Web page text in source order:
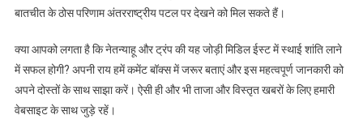
बातचीत के ठोस परिणाम अंतरराष्ट्रीय पटल पर देखने को मिल सकते हैं।
क्या आपको लगता है कि नेतन्याहू और ट्रंप की यह जोड़ी मिडिल ईस्ट में स्थाई शांति लाने
में सफल होगी? अपनी राय हमें कमेंट बॉक्स में जरूर बताएं और इस महत्वपूर्ण जानकारी को
अपने दोस्तों के साथ साझा करें। ऐसी ही और भी ताजा और विस्तृत खबरों के लिए हमारी
वेबसाइट के साथ जुड़े रहें।